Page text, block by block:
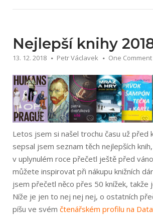
–
už
let!“
Nejlepší knihy
13. 12. 2018 Petr Václavek One Comment
Letos jsem si našel trochu času už před
sepsal jsem seznam těch nejlepších
v uplynulém roce přečetl ještě před
můžete inspirovat při nákupu knižních
jsem přečetl něco přes 50 knížek, takže
Níže je jen to nej nej nej, o ostatních
píšu ve svém čtenářském profilu na